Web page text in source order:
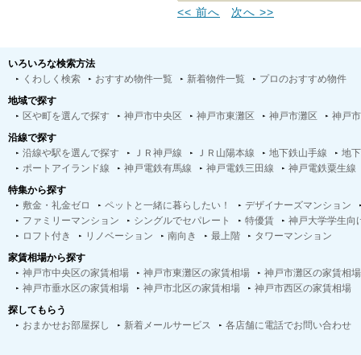
<< 前へ 次へ >>
いろいろな検索方法
くわしく検索
おすすめ物件一覧 新着物件一覧
プロのおすすめ物件
地域で探す
区や町を選んで探す
神戸市中央区 神戸市東灘区 神戸市灘区
神戸
沿線で探す
沿線や駅を選んで探す
ＪＲ神戸線 ＪＲ山陽本線 地下鉄山手線
地
ポートアイランド線
神戸電鉄有馬線 神戸電鉄三田線
神戸電鉄粟生線
特集から探す
敷金・礼金ゼロ
ペットと一緒に暮らしたい！
デザイナーズマンション
ファミリーマンション
シングルでセパレート 特優賃
神戸大学学生向
ロフト付き
リノベーション 南向き 最上階
タワーマンション
家賃相場から探す
神戸市中央区の家賃相場
神戸市東灘区の家賃相場
神戸市灘区の家賃相場
神戸市垂水区の家賃相場
神戸市北区の家賃相場
神戸市西区の家賃相場
探してもらう
おまかせお部屋探し
新着メールサービス 各店舗に電話でお問い合わせ